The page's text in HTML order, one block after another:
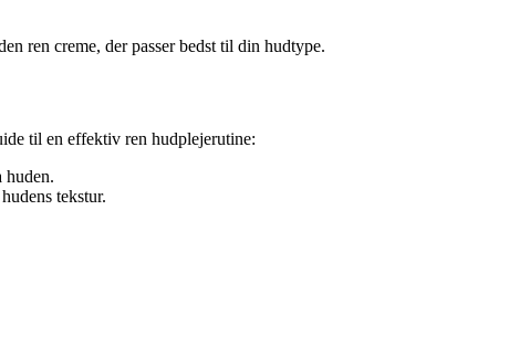
ren creme, der passer bedst til din hudtype.
til en effektiv ren hudplejerutine:
huden.
tekstur.